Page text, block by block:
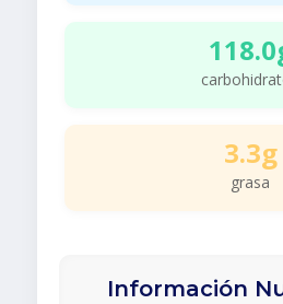
3.3g
grasa
Información